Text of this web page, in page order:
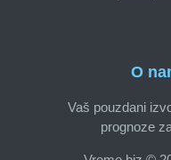
O
Vaš pouzdani
prognoze